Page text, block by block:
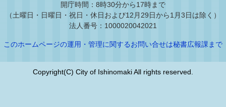
開庁時間：8時30分から17時まで
（土曜日・日曜日・祝日・休日および12月29日から1月3日は除く）
法人番号：1000020042021
このホームページの運用・管理に関するお問い合せは秘書広報課まで
Copyright(C) City of Ishinomaki All rights reserved.